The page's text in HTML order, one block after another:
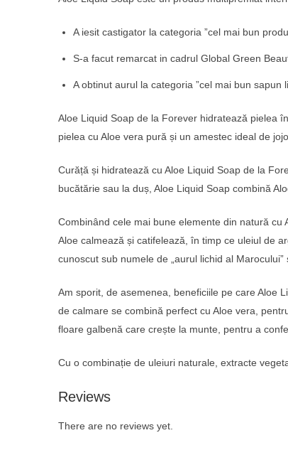
A iesit castigator la categoria ”cel mai bun
S-a facut remarcat in cadrul Global Green
A obtinut aurul la categoria ”cel mai bun sapun
Aloe Liquid Soap de la Forever hidratează pielea
pielea cu Aloe vera pură și un amestec ideal de
Curăță și hidratează cu Aloe Liquid Soap de la
bucătărie sau la duș, Aloe Liquid Soap combină
Combinând cele mai bune elemente din natură
Aloe calmează și catifelează, în timp ce uleiul de
cunoscut sub numele de „aurul lichid al
Am sporit, de asemenea, beneficiile pe care Aloe
de calmare se combină perfect cu Aloe vera,
floare galbenă care crește la munte, pentru a
Cu o combinație de uleiuri naturale, extracte
Reviews
There are no reviews yet.